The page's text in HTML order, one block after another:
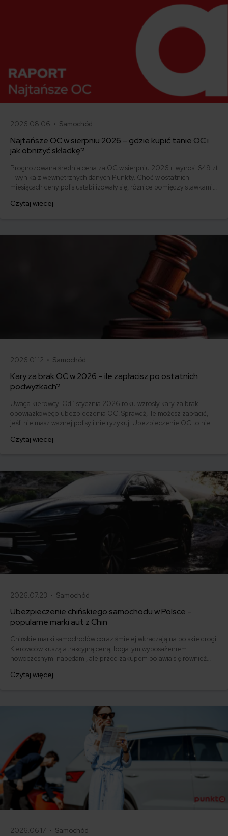
2026.08.06 • Samochód
Najtańsze OC w sierpniu 2026 – gdzie kupić tanie OC i
jak obniżyć składkę?
Prognozowana średnia cena za OC w sierpniu 2026 r. wynosi 649 zł
– wynika z wewnętrznych danych Punkty. Choć w ostatnich
miesiącach ceny polis ustabilizowały się, różnice pomiędzy stawkami
500 zł, inni – powyżej 1500 zł. Gdzie znaleźć najtańsze OC w Polsce
Czytaj więcej
2026.01.12 • Samochód
Kary za brak OC w 2026 – ile zapłacisz po ostatnich
podwyżkach?
Uwaga kierowcy! Od 1 stycznia 2026 roku wzrosły kary za brak
obowiązkowego ubezpieczenia OC. Sprawdź, ile możesz zapłacić,
jeśli nie masz ważnej polisy i nie ryzykuj. Ubezpieczenie OC to nie
ruchu drogowego.
Czytaj więcej
2026.07.23 • Samochód
Ubezpieczenie chińskiego samochodu w Polsce –
popularne marki aut z Chin
Chińskie marki samochodów coraz śmielej wkraczają na polskie drogi.
Kierowców kuszą atrakcyjną ceną, bogatym wyposażeniem i
nowoczesnymi napędami, ale przed zakupem pojawia się również
komunikacyjne dla marek takich jak MG, BYD, Omoda, Jaecoo i BAIC
Czytaj więcej
2026.06.17 • Samochód